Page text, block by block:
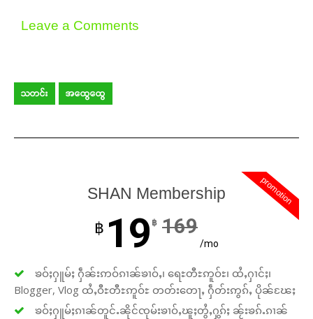
Leave a Comments
သတင်း အထွေထွေ
promotion
SHAN Membership
฿ 19 ฿ 169
/mo
ၶဝ်ႈႁူမ်ႈ ႁဵၼ်းဢဝ်ၵၢၼ်ၶၢဝ်ႇ၊ ရေႊတီႊဢူဝ်ႊ၊ ထႆႇႁၢင်ႈ၊
Blogger, Vlog ထႆႇဝီႊတီႊဢူဝ်ႊ တတ်းတေႃႇ ႁဵတ်းဢွၵ်ႇ ပိုၼ်ၽႄႈ
ၶဝ်ႈႁူမ်ႈၵၢၼ်တူင်ႉၼိုင်ၸုမ်းၶၢဝ်ႇၽူႈတွႆႇႁွၵ်ႈ ၼႂ်းၶၵ်ႉၵၢၼ်